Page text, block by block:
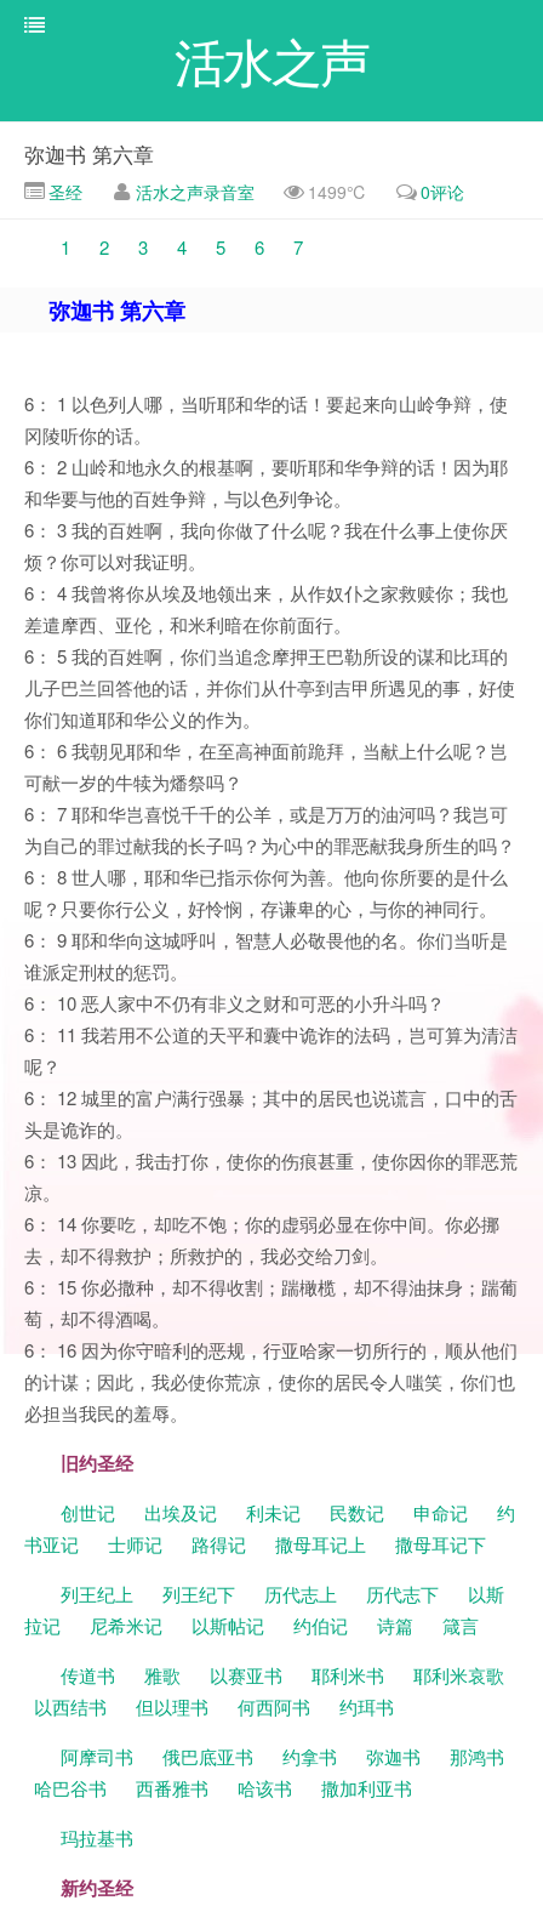
活水之声
弥迦书 第六章
圣经 活水之声录音室 1499℃ 0评论
1 2 3 4 5 6 7
弥迦书 第六章
6： 1 以色列人哪，当听耶和华的话！要起来向山岭争辩，使
冈陵听你的话。
6： 2 山岭和地永久的根基啊，要听耶和华争辩的话！因为耶
和华要与他的百姓争辩，与以色列争论。
6： 3 我的百姓啊，我向你做了什么呢？我在什么事上使你厌
烦？你可以对我证明。
6： 4 我曾将你从埃及地领出来，从作奴仆之家救赎你；我也
差遣摩西、亚伦，和米利暗在你前面行。
6： 5 我的百姓啊，你们当追念摩押王巴勒所设的谋和比珥的
儿子巴兰回答他的话，并你们从什亭到吉甲所遇见的事，好使
你们知道耶和华公义的作为。
6： 6 我朝见耶和华，在至高神面前跪拜，当献上什么呢？岂
可献一岁的牛犊为燔祭吗？
6： 7 耶和华岂喜悦千千的公羊，或是万万的油河吗？我岂可
为自己的罪过献我的长子吗？为心中的罪恶献我身所生的吗？
6： 8 世人哪，耶和华已指示你何为善。他向你所要的是什么
呢？只要你行公义，好怜悯，存谦卑的心，与你的神同行。
6： 9 耶和华向这城呼叫，智慧人必敬畏他的名。你们当听是
谁派定刑杖的惩罚。
6： 10 恶人家中不仍有非义之财和可恶的小升斗吗？
6： 11 我若用不公道的天平和囊中诡诈的法码，岂可算为清洁
呢？
6： 12 城里的富户满行强暴；其中的居民也说谎言，口中的舌
头是诡诈的。
6： 13 因此，我击打你，使你的伤痕甚重，使你因你的罪恶荒
凉。
6： 14 你要吃，却吃不饱；你的虚弱必显在你中间。你必挪
去，却不得救护；所救护的，我必交给刀剑。
6： 15 你必撒种，却不得收割；踹橄榄，却不得油抹身；踹葡
萄，却不得酒喝。
6： 16 因为你守暗利的恶规，行亚哈家一切所行的，顺从他们
的计谋；因此，我必使你荒凉，使你的居民令人嗤笑，你们也
必担当我民的羞辱。
旧约圣经
创世记 出埃及记 利未记 民数记 申命记
约
书亚记
士师记 路得记 撒母耳记上
撒母耳记下
列王纪上
列王纪下 历代志上 历代志下
以斯
拉记
尼希米记 以斯帖记 约伯记 诗篇
箴言
传道书
雅歌 以赛亚书 耶利米书
耶利米哀歌
以西结书
但以理书 何西阿书
约珥书
阿摩司书
俄巴底亚书 约拿书 弥迦书
那鸿书
哈巴谷书
西番雅书 哈该书
撒加利亚书
玛拉基书
新约圣经